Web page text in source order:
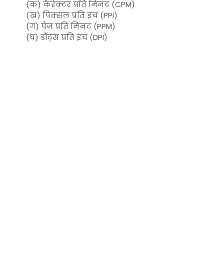
(क) कैरेक्टर प्रति मिनट (CPM)
(ख) पिक्सल प्रति इंच (PPI)
(ग) पेज प्रति मिनट (PPM)
(घ) डॉट्स प्रति इंच (DPI)